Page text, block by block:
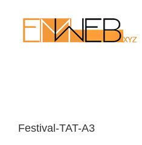
contenu
Festival-TAT-A3